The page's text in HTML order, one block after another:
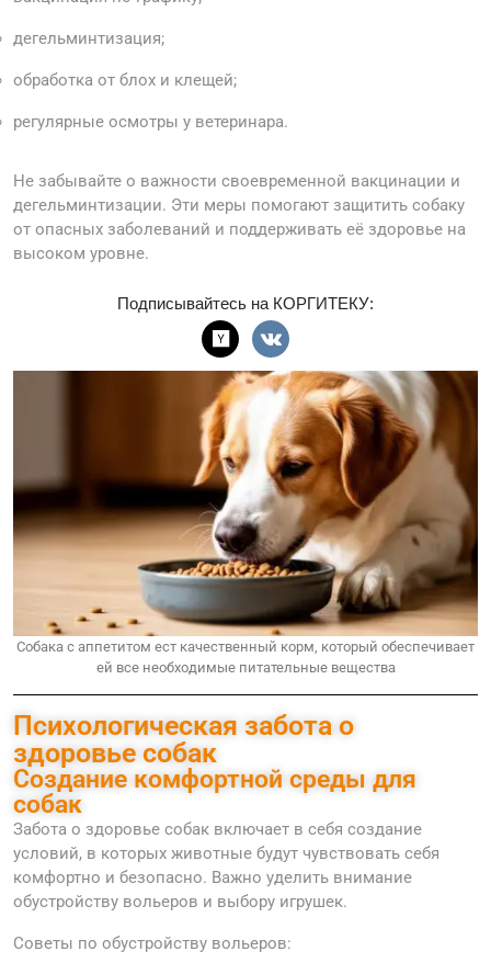
дегельминтизация;
обработка от блох и клещей;
регулярные осмотры у ветеринара.
Не забывайте о важности своевременной вакцинации и
дегельминтизации. Эти меры помогают защитить собаку
от опасных заболеваний и поддерживать её здоровье на
высоком уровне.
Подписывайтесь на КОРГИТЕКУ:
Собака с аппетитом ест качественный корм, который обеспечивает
ей все необходимые питательные вещества
Психологическая забота о
здоровье собак
Создание комфортной среды для
собак
Забота о здоровье собак включает в себя создание
условий, в которых животные будут чувствовать себя
комфортно и безопасно. Важно уделить внимание
обустройству вольеров и выбору игрушек.
Советы по обустройству вольеров: